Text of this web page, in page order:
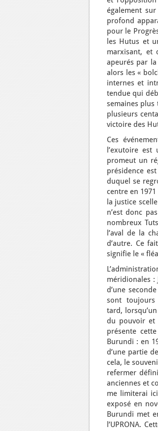
également
profond
pour le
les Hutus et
marxisant, et
apeurés par
alors les «
internes et
tendue qui
semaines plus
plusieurs
victoire des
Ces
l’exutoire
promeut un
présidence
duquel se
centre en
la justice
n’est donc
nombreux
l’aval de la
d’autre. Ce
signifie le «
méridionales :
d’une
sont toujours
tard,
du pouvoir et
présente
Burundi : en
d’une partie
cela, le
refermer
anciennes et
me limiterai
exposé en
Burundi met
l’UPRONA.